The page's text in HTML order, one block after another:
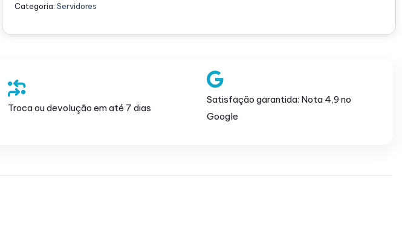
Categoria: Servidores
Troca ou devolução em até 7 dias
Satisfação garantida: Nota 4,9 no
Google